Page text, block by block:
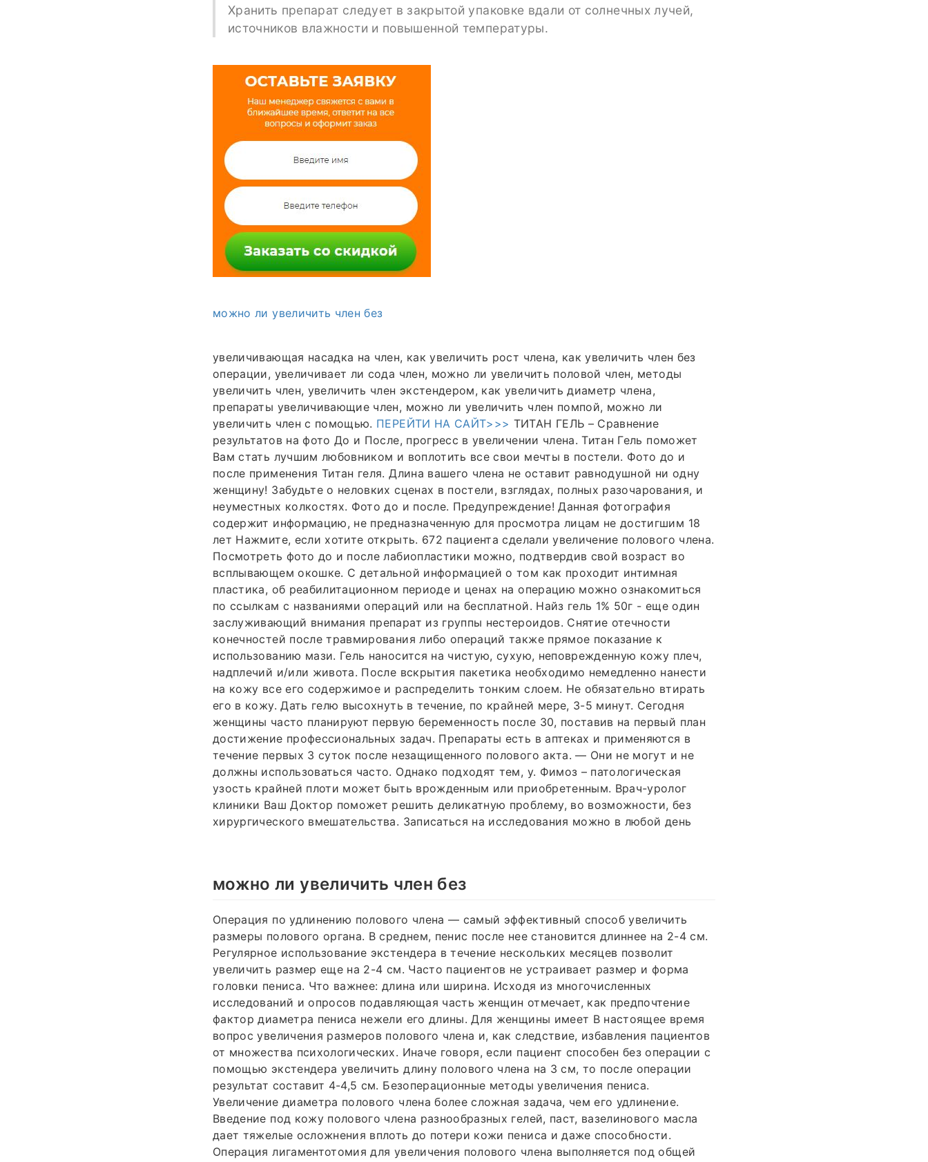
Хранить препарат следует в закрытой упаковке вдали от солнечных лучей,
источников влажности и повышенной температуры.
можно ли увеличить член без
увеличивающая насадка на член, как увеличить рост члена, как увеличить член без
операции, увеличивает ли сода член, можно ли увеличить половой член, методы
увеличить член, увеличить член экстендером, как увеличить диаметр члена,
препараты увеличивающие член, можно ли увеличить член помпой, можно ли
увеличить член с помощью. ПЕРЕЙТИ НА САЙТ>>> ТИТАН ГЕЛЬ – Сравнение
результатов на фото До и После, прогресс в увеличении члена. Титан Гель поможет
Вам стать лучшим любовником и воплотить все свои мечты в постели. Фото до и
после применения Титан геля. Длина вашего члена не оставит равнодушной ни одну
женщину! Забудьте о неловких сценах в постели, взглядах, полных разочарования, и
неуместных колкостях. Фото до и после. Предупреждение! Данная фотография
содержит информацию, не предназначенную для просмотра лицам не достигшим 18
лет Нажмите, если хотите открыть. 672 пациента сделали увеличение полового члена.
Посмотреть фото до и после лабиопластики можно, подтвердив свой возраст во
всплывающем окошке. С детальной информацией о том как проходит интимная
пластика, об реабилитационном периоде и ценах на операцию можно ознакомиться
по ссылкам с названиями операций или на бесплатной. Найз гель 1% 50г - еще один
заслуживающий внимания препарат из группы нестероидов. Снятие отечности
конечностей после травмирования либо операций также прямое показание к
использованию мази. Гель наносится на чистую, сухую, неповрежденную кожу плеч,
надплечий и/или живота. После вскрытия пакетика необходимо немедленно нанести
на кожу все его содержимое и распределить тонким слоем. Не обязательно втирать
его в кожу. Дать гелю высохнуть в течение, по крайней мере, 3-5 минут. Сегодня
женщины часто планируют первую беременность после 30, поставив на первый план
достижение профессиональных задач. Препараты есть в аптеках и применяются в
течение первых 3 суток после незащищенного полового акта. — Они не могут и не
должны использоваться часто. Однако подходят тем, у. Фимоз – патологическая
узость крайней плоти может быть врожденным или приобретенным. Врач-уролог
клиники Ваш Доктор поможет решить деликатную проблему, во возможности, без
хирургического вмешательства. Записаться на исследования можно в любой день
можно ли увеличить член без
Операция по удлинению полового члена — самый эффективный способ увеличить
размеры полового органа. В среднем, пенис после нее становится длиннее на 2-4 см.
Регулярное использование экстендера в течение нескольких месяцев позволит
увеличить размер еще на 2-4 см. Часто пациентов не устраивает размер и форма
головки пениса. Что важнее: длина или ширина. Исходя из многочисленных
исследований и опросов подавляющая часть женщин отмечает, как предпочтение
фактор диаметра пениса нежели его длины. Для женщины имеет В настоящее время
вопрос увеличения размеров полового члена и, как следствие, избавления пациентов
от множества психологических. Иначе говоря, если пациент способен без операции с
помощью экстендера увеличить длину полового члена на 3 см, то после операции
результат составит 4-4,5 см. Безоперационные методы увеличения пениса.
Увеличение диаметра полового члена более сложная задача, чем его удлинение.
Введение под кожу полового члена разнообразных гелей, паст, вазелинового масла
дает тяжелые осложнения вплоть до потери кожи пениса и даже способности.
Операция лигаментотомия для увеличения полового члена выполняется под общей